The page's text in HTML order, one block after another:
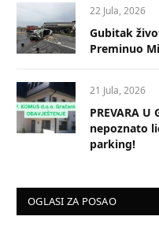
22 Jula, 2026
Gubitak
Preminuo
21 Jula, 2026
PREVARA U
nepoznato
parking!
OGLASI ZA POSAO